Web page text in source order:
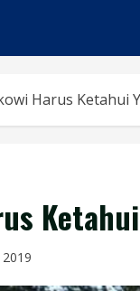
Harus Ketahui